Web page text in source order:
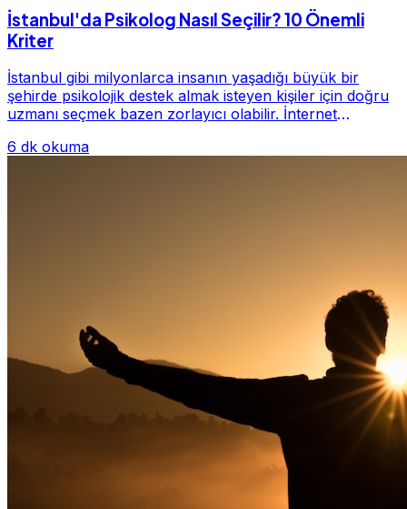
İstanbul'da Psikolog Nasıl Seçilir? 10 Önemli
Kriter
İstanbul gibi milyonlarca insanın yaşadığı büyük bir
şehirde psikolojik destek almak isteyen kişiler için doğru
uzmanı seçmek bazen zorlayıcı olabilir. İnternet
6 dk okuma